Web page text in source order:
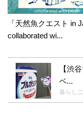
「天然魚クエスト in
collaborated wi...
【渋
ベ...
暮らし